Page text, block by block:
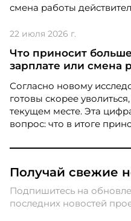
Проект: Internal
номинации Digital
смена работы
вести переговоры о
22 июля 2026 г.
Что приносит
зарплате или смена
Согласно новому
готовы скорее
текущем месте. Эта
вопрос: что в итоге
регулярная смена
Получай свежие
Подпишитесь на
последних новостей